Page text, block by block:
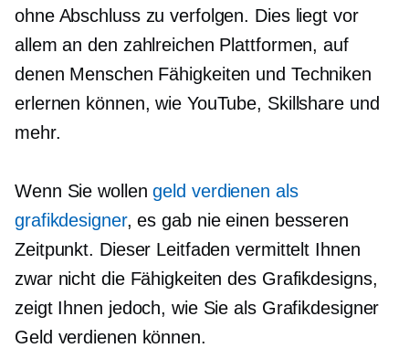
ohne Abschluss zu verfolgen. Dies liegt vor
allem an den zahlreichen Plattformen, auf
denen Menschen Fähigkeiten und Techniken
erlernen können, wie YouTube, Skillshare und
mehr.
Wenn Sie wollengeld verdienen als
grafikdesigner, es gab nie einen besseren
Zeitpunkt. Dieser Leitfaden vermittelt Ihnen
zwar nicht die Fähigkeiten des Grafikdesigns,
zeigt Ihnen jedoch, wie Sie als Grafikdesigner
Geld verdienen können.